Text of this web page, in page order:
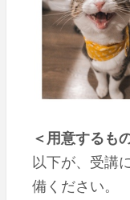
＜用意するも
以下が、受講
備ください。